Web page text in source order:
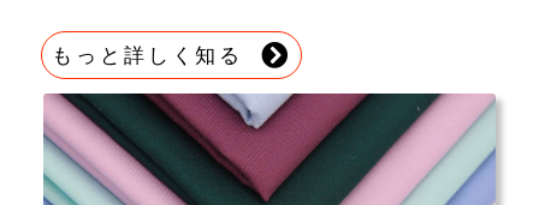
もっと詳しく知る